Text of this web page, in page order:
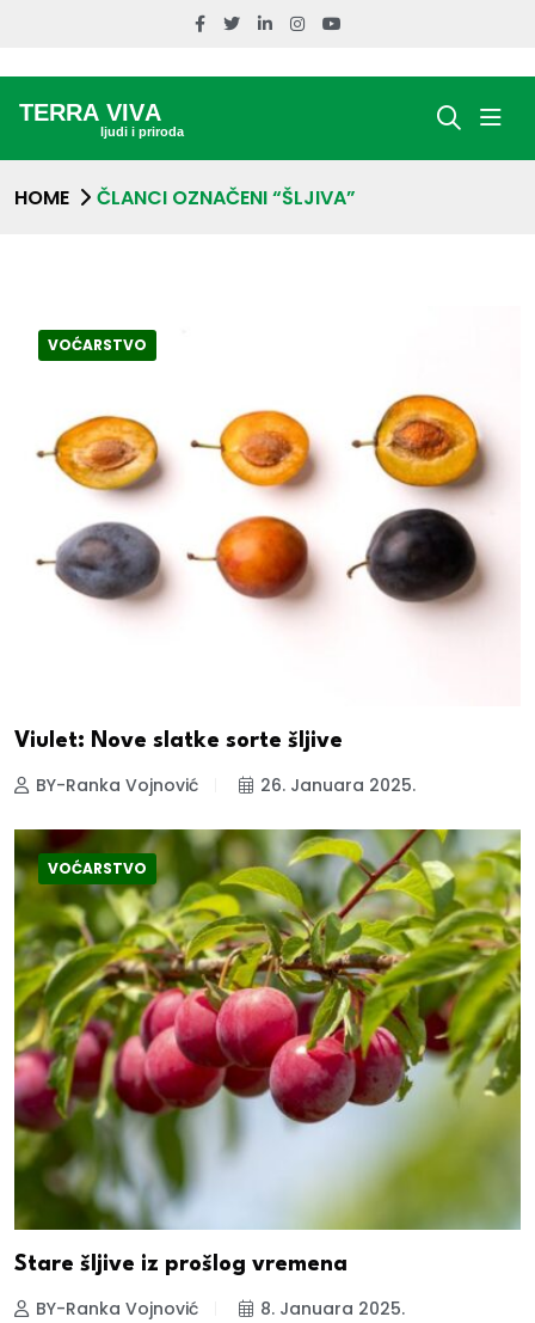
HOME ČLANCI OZNAČENI “ŠLJIVA”
VOĆARSTVO
Viulet: Nove slatke sorte šljive
BY-Ranka Vojnović 26. Januara 2025.
VOĆARSTVO
Stare šljive iz prošlog vremena
BY-Ranka Vojnović 8. Januara 2025.